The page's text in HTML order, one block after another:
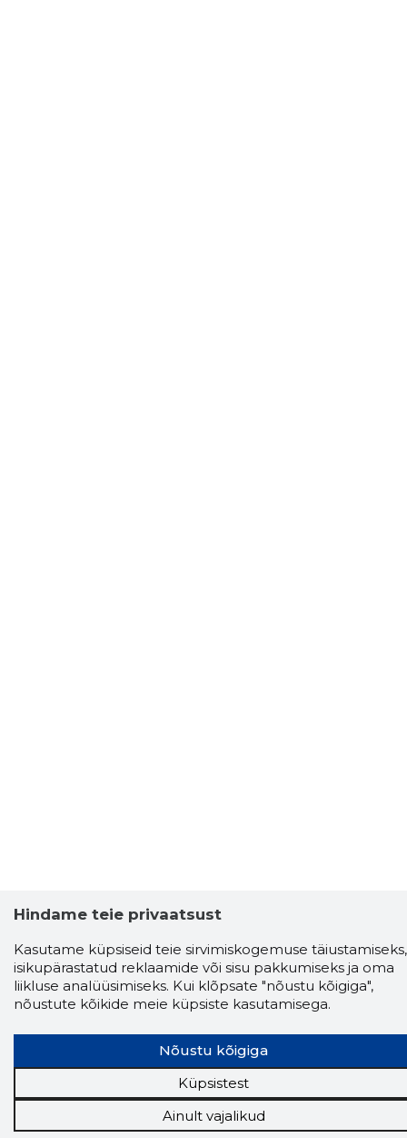
Storybook
Chrome laiendus
Storybooki laiendus ütleb Sulle, mis firma
veebilehel Sa parajasti viibid ja kui usaldusväärne
LAADI LAIENDUS ALLA
Hindame teie privaatsust
Kasutame küpsiseid teie sirvimiskogemuse täiustamiseks,
isikupärastatud reklaamide või sisu pakkumiseks ja oma
liikluse analüüsimiseks. Kui klõpsate "nõustu kõigiga",
nõustute kõikide meie küpsiste kasutamisega.
Nõustu kõigiga
Küpsistest
Ainult vajalikud